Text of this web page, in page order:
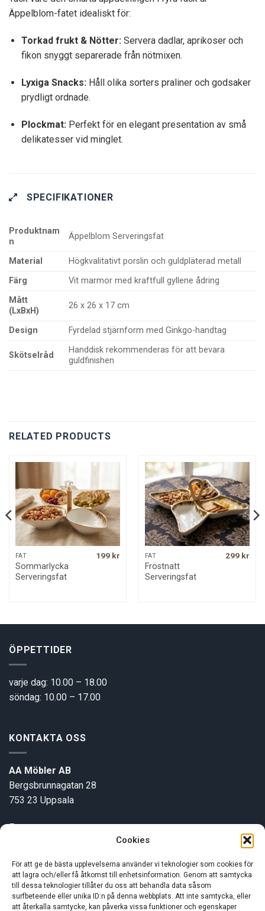
Cookies
För att ge de bästa upplevelserna använder vi teknologier som cookies för
att lagra och/eller få åtkomst till enhetsinformation. Genom att samtycka
till dessa teknologier tillåter du oss att behandla data såsom
surfbeteende eller unika ID:n på denna webbplats. Att inte samtycka, eller
att återkalla samtycke, kan påverka vissa funktioner och egenskaper
Äppelblom-fatet idealiskt för:
Torkad frukt & Nötter:Servera dadlar, aprikoser och
fikon snyggt separerade från nötmixen.
Lyxiga Snacks:Håll olika sorters praliner och godsaker
prydligt ordnade.
Plockmat:Perfekt för en elegant presentation av små
delikatesser vid minglet.
SPECIFIKATIONER
Produktnam
n
Äppelblom Serveringsfat
Material
Högkvalitativt porslin och guldpläterad metall
Färg
Vit marmor med kraftfull gyllene ådring
Mått
(LxBxH)
26 x 26 x 17 cm
Design Fyrdelad stjärnform med Ginkgo-handtag
Skötselråd
Handdisk rekommenderas för att bevara
guldfinishen
RELATED PRODUCTS
FAT
Sommarlycka
Serveringsfat
199 kr FAT
Frostnatt
Serveringsfat
299 kr
ÖPPETTIDER
varje dag: 10.00 – 18.00
söndag: 10.00 – 17.00
KONTAKTA OSS
AA Möbler AB
Bergsbrunnagatan 28
753 23 Uppsala
E-post:
INFORMATION